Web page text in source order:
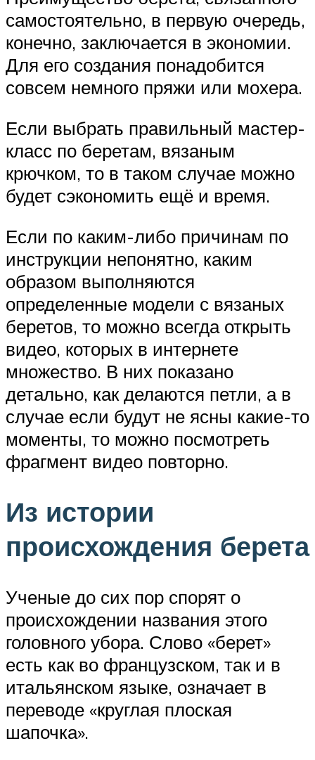
самостоятельно, в первую очередь,
конечно, заключается в экономии.
Для его создания понадобится
совсем немного пряжи или мохера.
Если выбрать правильный мастер-
класс по беретам, вязаным
крючком, то в таком случае можно
будет сэкономить ещё и время.
Если по каким-либо причинам по
инструкции непонятно, каким
образом выполняются
определенные модели с вязаных
беретов, то можно всегда открыть
видео, которых в интернете
множество. В них показано
детально, как делаются петли, а в
случае если будут не ясны какие-то
моменты, то можно посмотреть
фрагмент видео повторно.
Из истории
происхождения берета
Ученые до сих пор спорят о
происхождении названия этого
головного убора. Слово «берет»
есть как во французском, так и в
итальянском языке, означает в
переводе «круглая плоская
шапочка».